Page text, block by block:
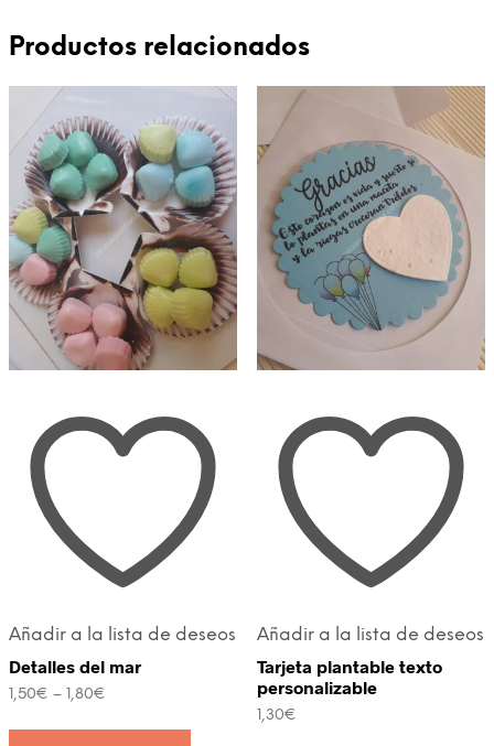
Productos relacionados
Añadir a la lista de deseos
Detalles del mar
1,50€ – 1,80€
Añadir a la lista de deseos
Tarjeta plantable texto
personalizable
1,30€